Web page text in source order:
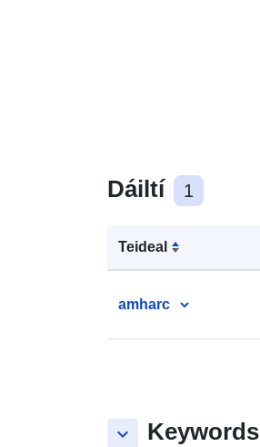
Dáiltí 1
Teideal
amharc
keyboard_arrow_down Keywords